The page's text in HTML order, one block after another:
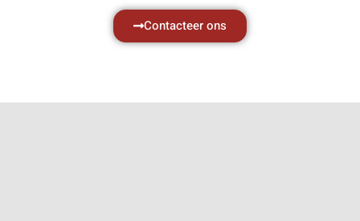
Contacteer ons